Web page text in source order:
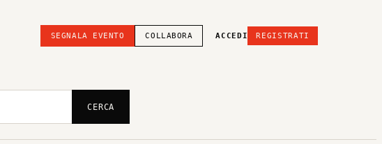
SEGNALA EVENTO COLLABORA ACCEDI REGISTRATI
CERCA